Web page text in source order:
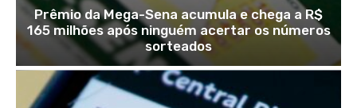
Prêmio da Mega-Sena acumula e chega a R$
165 milhões após ninguém acertar os números
sorteados